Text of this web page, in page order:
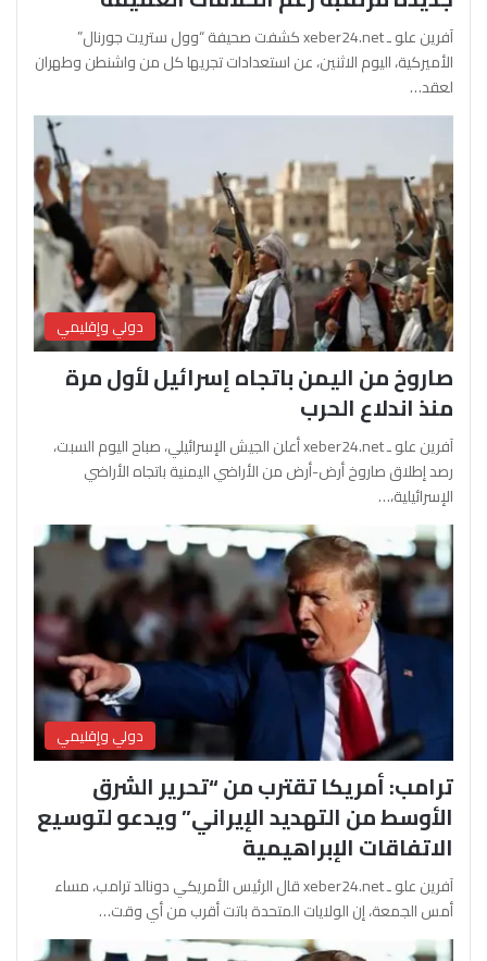
آفرين علو ـ xeber24.net كشفت صحيفة “وول ستريت جورنال”
الأميركية، اليوم الاثنين، عن استعدادات تجريها كل من واشنطن وطهران
لعقد…
دولي وإقليمي
صاروخ من اليمن باتجاه إسرائيل لأول مرة
منذ اندلاع الحرب
آفرين علو ـ xeber24.net أعلن الجيش الإسرائيلي، صباح اليوم السبت،
رصد إطلاق صاروخ أرض-أرض من الأراضي اليمنية باتجاه الأراضي
الإسرائيلية،…
دولي وإقليمي
ترامب: أمريكا تقترب من “تحرير الشرق
الأوسط من التهديد الإيراني” ويدعو لتوسيع
الاتفاقات الإبراهيمية
آفرين علو ـ xeber24.net قال الرئيس الأمريكي دونالد ترامب، مساء
أمس الجمعة، إن الولايات المتحدة باتت أقرب من أي وقت…